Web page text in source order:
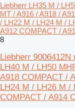
Liebherr LH35 M /
MT / A916 / A918 /
/ LH22 M / LH24 M /
A912 COMPACT /
8
Liebherr
LH40 M / LH50
A918 COMPACT /
LH24 M / LH26 M /
COMPACT / A914